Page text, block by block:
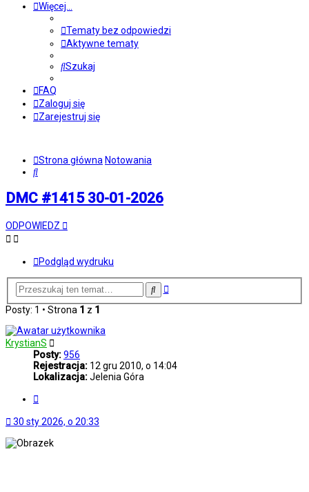
Więcej…
Tematy bez odpowiedzi
Aktywne tematy
Szukaj
FAQ
Zaloguj się
Zarejestruj się
Strona główna Notowania
Szukaj
DMC #1415 30-01-2026
ODPOWIEDZ
Podgląd wydruku
SzukajWyszukiwanie
Posty: 1 • Strona 1 z 1
KrystianS
Posty:956
Rejestracja: 12 gru 2010, o 14:04
Lokalizacja:Jelenia Góra
30 sty 2026, o 20:33